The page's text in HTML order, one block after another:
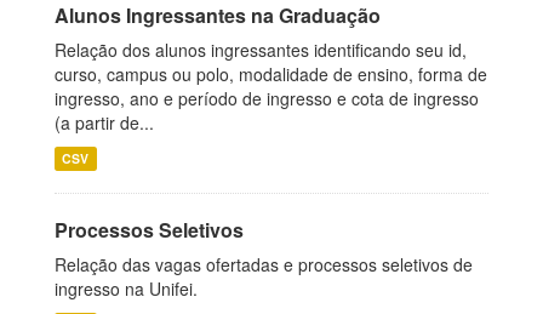
Alunos Ingressantes na Graduação
Relação dos alunos ingressantes identificando seu id,
curso, campus ou polo, modalidade de ensino, forma de
ingresso, ano e período de ingresso e cota de ingresso
(a partir de...
CSV
Processos Seletivos
Relação das vagas ofertadas e processos seletivos de
ingresso na Unifei.